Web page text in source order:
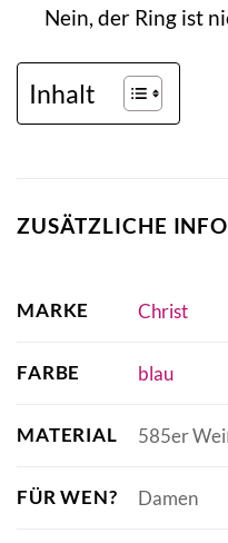
Nein, der Ring ist
Inhalt
ZUSÄTZLICHE
MARKE Christ
FARBE blau
MATERIAL 585er
FÜR WEN? Damen